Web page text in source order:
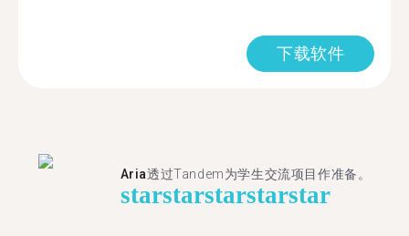
下载软件
Aria透过Tandem为学生交流项目作准备。
starstarstarstarstar